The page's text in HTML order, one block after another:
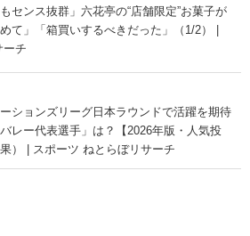
センス抜群」六花亭の“店舗限定”お菓子が
て」「箱買いするべきだった」（1/2） |
ーチ
ーションズリーグ日本ラウンドで活躍を期待
レー代表選手」は？【2026年版・人気投
） | スポーツ ねとらぼリサーチ